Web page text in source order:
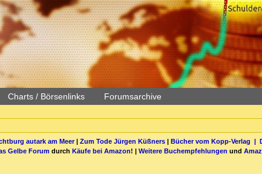
Charts / Börsenlinks Forumsarchive
autark am Meer| Zum Tode Jürgen Küßners| Bücher vom Kopp-Verlag |
Gelbe Forum durch Käufe bei Amazon! | Weitere Buchempfehlungen und